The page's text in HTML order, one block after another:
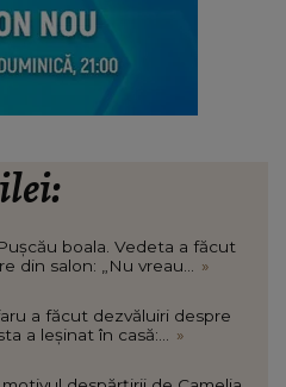
boala. Vedeta a făcut
din salon: „Nu vreau...
»
a făcut dezvăluiri despre
a leșinat în casă:...
»